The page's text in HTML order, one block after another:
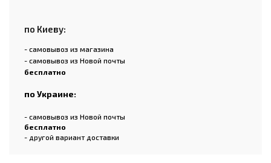
по Киеву:
- самовывоз из магазина
- самовывоз из Новой почты
бесплатно
по Украине:
- самовывоз из Новой почты
бесплатно
- другой вариант доставки